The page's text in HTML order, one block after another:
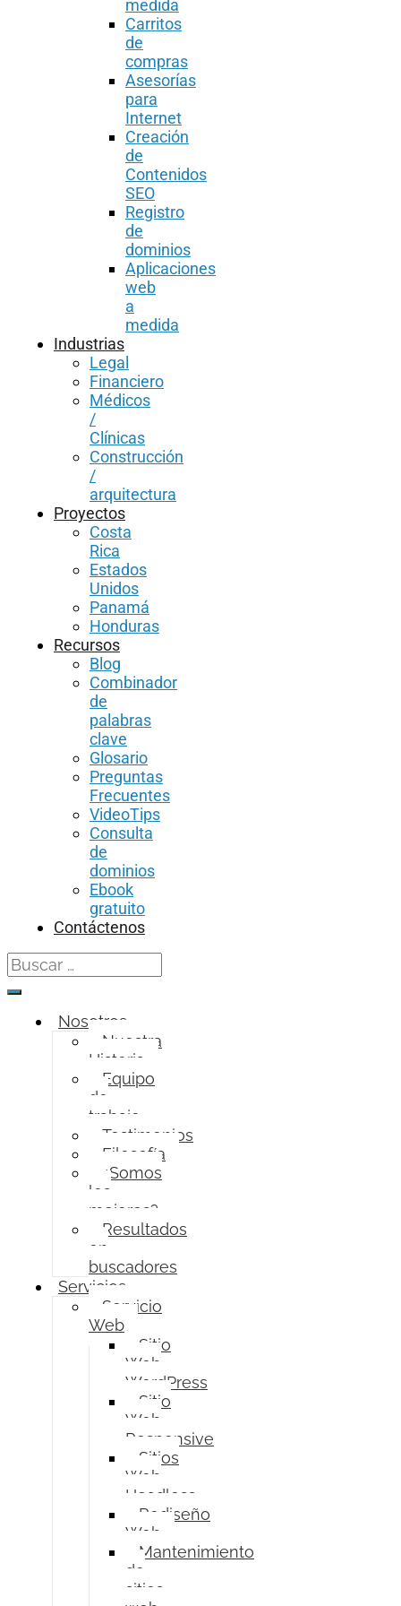
medida
Carritos
de
compras
Asesorías
para
Internet
Creación
de
Contenidos
SEO
Registro
de
dominios
Aplicaciones
web
a
medida
Industrias
Legal
Financiero
Médicos
/
Clínicas
Construcción
/
arquitectura
Proyectos
Costa
Rica
Estados
Unidos
Panamá
Honduras
Recursos
Blog
Combinador
de
palabras
clave
Glosario
Preguntas
Frecuentes
VideoTips
Consulta
de
dominios
Ebook
gratuito
Contáctenos
Search
for:
Nosotros
Nuestra
Historia
Equipo
de
trabajo
Testimonios
Filosofía
¿Somos
los
mejores?
Resultados
en
buscadores
Servicios
Servicio
Web
Sitio
Web
WordPress
Sitio
Web
Responsive
Sitios
Web
Headless
Rediseño
Web
Mantenimiento
de
sitios